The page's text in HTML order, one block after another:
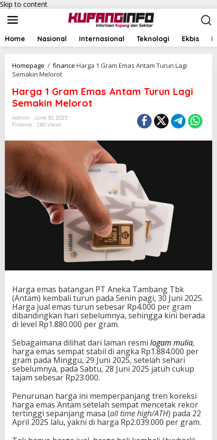
Skip to content
Home Nasional Internasional Teknologi Ekbis
Homepage / finance Harga 1 Gram Emas Antam Turun Lagi
Semakin Melorot
Harga 1 Gram Emas Antam Turun Lagi
Semakin Melorot
Admin
June 30, 2025
Finance
260 Views
Harga emas batangan PT Aneka Tambang Tbk
(Antam) kembali turun pada Senin pagi, 30 Juni 2025.
Harga jual emas turun sebesar Rp4.000 per gram
dibandingkan hari sebelumnya, sehingga kini berada
di level Rp1.880.000 per gram.
Sebagaimana dilihat dari laman resmi logam mulia,
harga emas sempat stabil di angka Rp1.884.000 per
gram pada Minggu, 29 Juni 2025, setelah sehari
sebelumnya, pada Sabtu, 28 Juni 2025 jatuh cukup
tajam sebesar Rp23.000.
Penurunan harga ini memperpanjang tren koreksi
harga emas Antam setelah sempat mencetak rekor
tertinggi sepanjang masa (all time high/ATH) pada 22
April 2025 lalu, yakni di harga Rp2.039.000 per gram.